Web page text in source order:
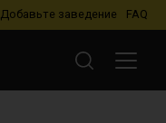
Добавьте заведение FAQ